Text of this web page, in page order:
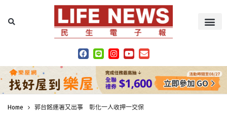
Home 郭台銘連署又出事 彰化一人收押一交保